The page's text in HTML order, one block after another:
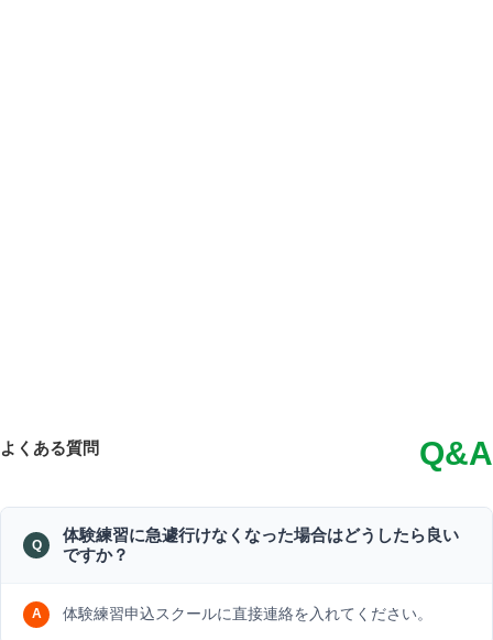
よくある質問 Q&A
体験練習に急遽行けなくなった場合はどうしたら良い
ですか？
体験練習申込スクールに直接連絡を入れてください。